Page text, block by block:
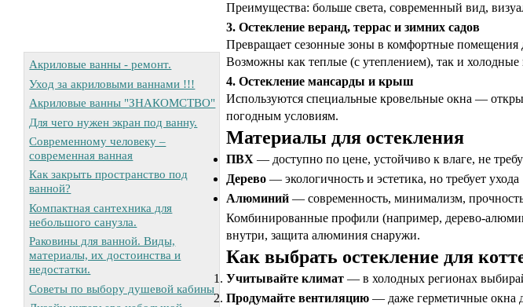
Акриловые ванны - ремонт.
Уход за акриловыми ваннами !!!
Акриловые ванны "ЗНАКОМСТВО"
Для чего нужен экран под ванну.
Современному человеку –
современная ванная
Как закрыть пространство под
ванной?
Компактная сантехника для
небольшого санузла.
Раковины для ванной. Виды,
материалы, их достоинства и
недостатки.
Советы по выбору душевой кабины
Преимущества: больше света, современный вид,
3. Остекление веранд, террас и зимних садов
Превращает сезонные зоны в комфортные помещения
Возможны как теплые (с утеплением), так и холодные
4. Остекление мансарды и крыш
Используются специальные кровельные окна —
погодным условиям.
Материалы для остекления
ПВХ — доступно по цене, устойчиво к влаге, не
Дерево — экологичность и эстетика, но требует ухода
Алюминий — современность, минимализм,
Комбинированные профили (например, дерево-
внутри, защита алюминия снаружи.
Как выбрать остекление для
Учитывайте климат — в холодных регионах
Продумайте вентиляцию — даже герметичные окна